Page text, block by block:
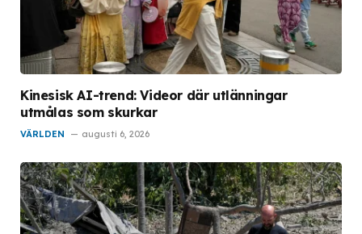
Kinesisk AI-trend: Videor där utlänningar
utmålas som skurkar
VÄRLDEN augusti 6, 2026